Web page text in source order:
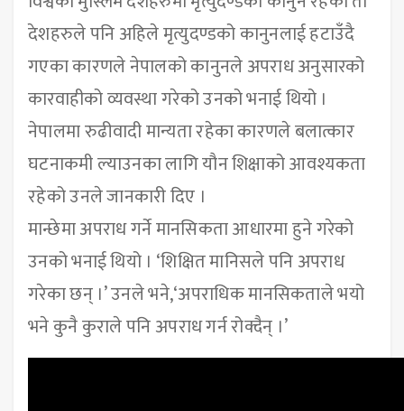
देशहरुले पनि अहिले मृत्युदण्डको कानुनलाई हटाउँदै
गएका कारणले नेपालको कानुनले अपराध अनुसारको
कारवाहीको व्यवस्था गरेको उनको भनाई थियो ।
नेपालमा रुढीवादी मान्यता रहेका कारणले बलात्कार
घटनाकमी ल्याउनका लागि यौन शिक्षाको आवश्यकता
रहेको उनले जानकारी दिए ।
मान्छेमा अपराध गर्ने मानसिकता आधारमा हुने गरेको
उनको भनाई थियो । ‘शिक्षित मानिसले पनि अपराध
गरेका छन् ।’ उनले भने,‘अपराधिक मानसिकताले भयो
भने कुनै कुराले पनि अपराध गर्न रोक्दैन् ।’